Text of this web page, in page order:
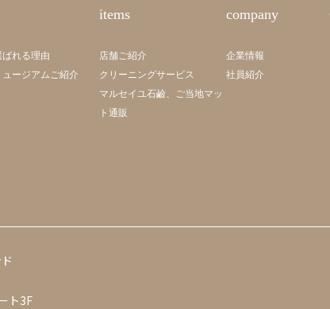
れる理由
ージアムご紹介
items
店舗ご紹介
クリーニングサービス
マルセイユ石鹼、ご当地マッ
ト通販
company
企業情報
社員紹介
ト3F